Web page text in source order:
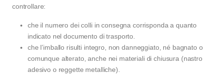
controllare:
che il numero dei colli in consegna corrisponda a quanto
indicato nel documento di trasporto.
che l’imballo risulti integro, non danneggiato, né bagnato o
comunque alterato, anche nei materiali di chiusura (nastro
adesivo o reggette metalliche).